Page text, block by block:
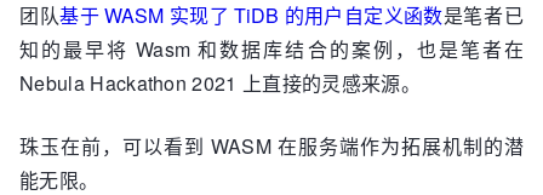
团队基于 WASM 实现了 TiDB 的用户自定义函数是笔者已
知的最早将 Wasm 和数据库结合的案例，也是笔者在
Nebula Hackathon 2021 上直接的灵感来源。
珠玉在前，可以看到 WASM 在服务端作为拓展机制的潜
能无限。